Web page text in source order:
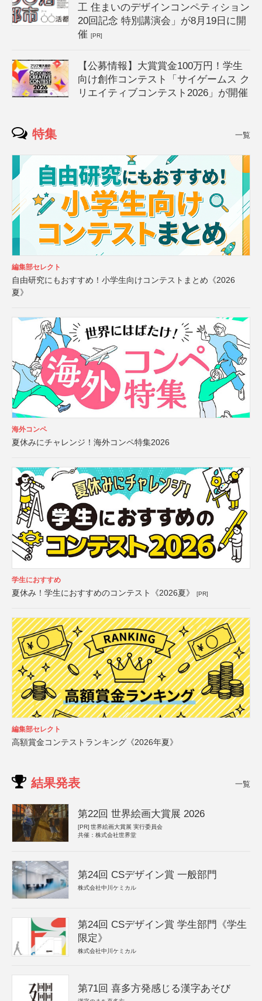
工 住まいのデザインコンペティション
20回記念 特別講演会」が8月19日に開
催[PR]
【公募情報】大賞賞金100万円！学生
向け創作コンテスト「サイゲームス ク
リエイティブコンテスト2026」が開催
特集 一覧
編集部セレクト
自由研究にもおすすめ！小学生向けコンテストまとめ《2026
夏》
海外コンペ
夏休みにチャレンジ！海外コンペ特集2026
学生におすすめ
夏休み！学生におすすめのコンテスト《2026夏》 [PR]
編集部セレクト
高額賞金コンテストランキング《2026年夏》
結果発表 一覧
第22回 世界絵画大賞展 2026
[PR] 世界絵画大賞展 実行委員会
共催：株式会社世界堂
第24回 CSデザイン賞 一般部門
株式会社中川ケミカル
第24回 CSデザイン賞 学生部門《学生
限定》
株式会社中川ケミカル
第71回 喜多方発感じる漢字あそび